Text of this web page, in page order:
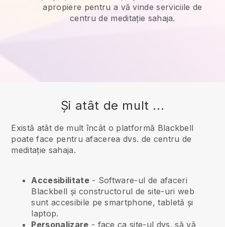
apropiere pentru a vă vinde serviciile de
centru de meditație sahaja.
Și atât de mult ...
Există atât de mult încât o platformă Blackbell
poate face pentru afacerea dvs. de centru de
meditație sahaja.
Accesibilitate- Software-ul de afaceri
Blackbell și constructorul de site-uri web
sunt accesibile pe smartphone, tabletă și
laptop.
Personalizare - face ca site-ul dvs. să vă